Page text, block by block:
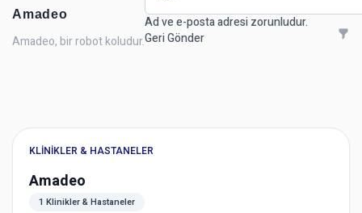
Ad ve e-posta adresi zorunludur.
GeriGönder
Amadeo
Amadeo, bir robot koludur.
KLINIKLER & HASTANELER
Amadeo
1 Klinikler & Hastaneler